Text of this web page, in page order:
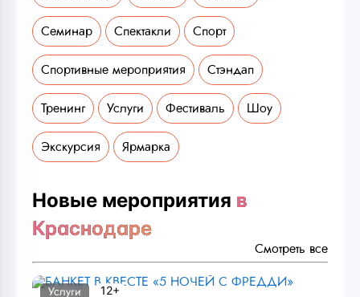
Семинар Спектакли Спорт
Спортивные мероприятия Стэндап
Тренинг Услуги Фестиваль Шоу
Экскурсия Ярмарка
Новые мероприятия в
Краснодаре
Смотреть все
Услуги 12+